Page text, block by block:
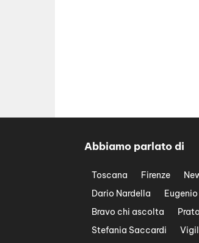
Abbiamo parlato di
Toscana Firenze
Dario Nardella
Bravo chi ascolta
Prato
Stefania Saccardi